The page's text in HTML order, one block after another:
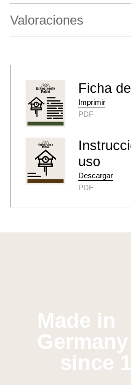
Valoraciones
Ficha
Imprimir
PDF
uso
Descargar
PDF
Made in
Germany
since